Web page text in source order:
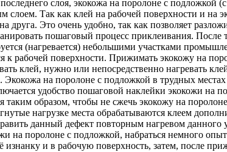
слоя, экокожа на поролоне с подложкой
слоем. Так как клей на рабочей поверхности и на
друга. Это очень удобно, так как позволяет
пошаговый процесс приклеивания. После
(нагревается) небольшими участками
к рабочей поверхности. Прижимать экокожу на
клей, нужно или непосредственно нагревать
на поролоне с подложкой в трудных
удобство пошаговой наклейки экокожи
таким образом, чтобы не сжечь экокожу на
нагрузке места обрабатываются клеем
данный дефект повторным нагревом данного
на поролоне с подложкой, набраться немного
изнанку и в рабочую поверхность, затем, после